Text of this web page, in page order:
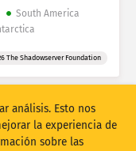
Restablecer
South America
The Shadowserver Foundation
análisis. Esto nos
la experiencia de
sobre las